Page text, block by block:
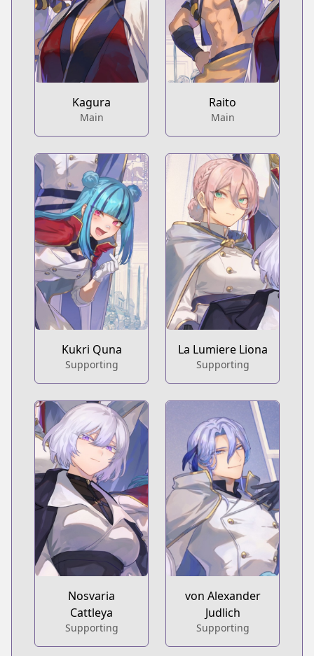
Kagura
Main
Raito
Main
Kukri Quna
Supporting
La Lumiere Liona
Supporting
Nosvaria
Cattleya
Supporting
von Alexander
Judlich
Supporting